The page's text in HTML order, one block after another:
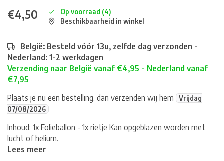
€4,50
Op voorraad (4)
Beschikbaarheid in winkel
België: Besteld vóór 13u, zelfde dag verzonden -
Nederland: 1-2 werkdagen
Verzending naar België vanaf €4,95 - Nederland vanaf
€7,95
Plaats je nu een bestelling, dan verzenden wij hem
Vrijdag
07/08/2026
Inhoud: 1x Folieballon - 1x rietje Kan opgeblazen worden met
lucht of helium.
Lees meer